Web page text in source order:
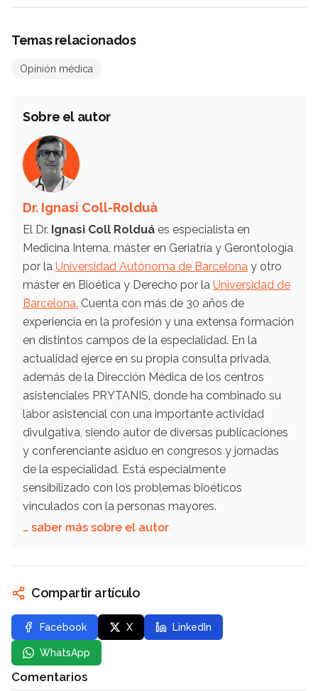
Temas relacionados
Opinión médica
Sobre el autor
Dr. Ignasi Coll-Rolduà
El Dr. Ignasi Coll Rolduá es especialista en
Medicina Interna, máster en Geriatría y Gerontología
por la Universidad Autónoma de Barcelona y otro
máster en Bioética y Derecho por la Universidad de
Barcelona. Cuenta con más de 30 años de
experiencia en la profesión y una extensa formación
en distintos campos de la especialidad. En la
actualidad ejerce en su propia consulta privada,
además de la Dirección Médica de los centros
asistenciales PRYTANIS, donde ha combinado su
labor asistencial con una importante actividad
divulgativa, siendo autor de diversas publicaciones
y conferenciante asiduo en congresos y jornadas
de la especialidad. Está especialmente
sensibilizado con los problemas bioéticos
vinculados con la personas mayores.
… saber más sobre el autor
Compartir artículo
Facebook X LinkedIn
WhatsApp
Comentarios